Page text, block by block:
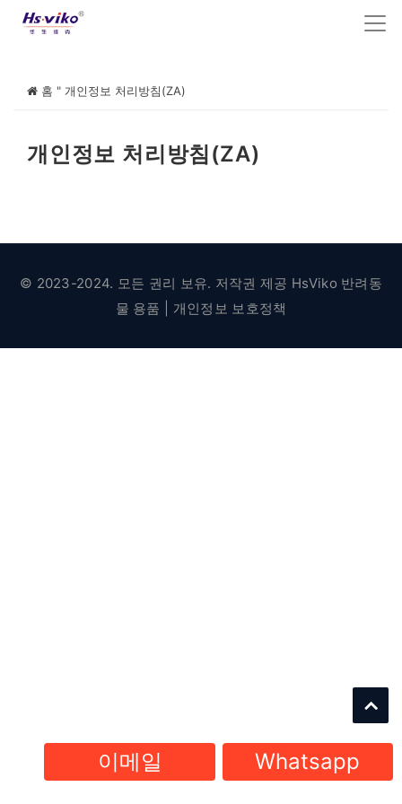
홈 " 개인정보 처리방침(ZA)
개인정보 처리방침(ZA)
이메일 Whatsapp
© 2023-2024. 모든 권리 보유. 저작권 제공 HsViko 반려동
물 용품
개인정보 보호정책